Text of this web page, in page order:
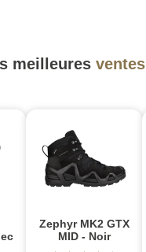
meilleures ventes
Zephyr MK2 GTX
MID - Noir